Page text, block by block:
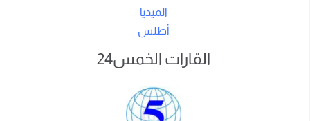
الميديا
أطلس
القارات الخمس24